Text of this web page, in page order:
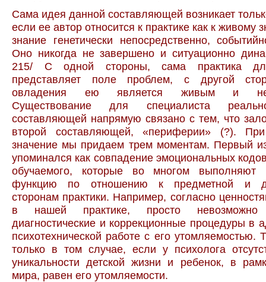
Сама идея данной составляющей возникает
если ее автор относится к практике как к
знание генетически непосредственно,
Оно никогда не завершено и ситуационно
215/ С одной стороны, сама практика
представляет поле проблем, с другой
овладения ею является живым и
Существование для специалиста
составляющей напрямую связано с тем, что
второй составляющей, «периферии» (?).
значение мы придаем трем моментам. Первый
упоминался как совпадение эмоциональных
обучаемого, которые во многом выполняют
функцию по отношению к предметной и
сторонам практики. Например, согласно
в нашей практике, просто
диагностические и коррекционные процедуры в
психотехнической работе с его утомляемостью.
только в том случае, если у психолога
уникальности детской жизни и ребенок, в
мира, равен его утомляемости.